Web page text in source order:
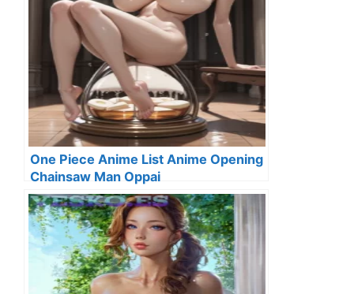
One Piece Anime List Anime Opening
Chainsaw Man Oppai